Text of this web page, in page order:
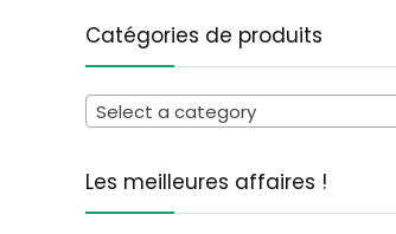
Catégories de produits
Select a category
Les meilleures affaires !